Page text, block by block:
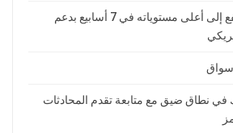
المعدن الأصفر يرتفع إلى أعلى مستوياته في 7 أسابيع بدعم
في نطاق ضيق مع متابعة تقدم المحادثات